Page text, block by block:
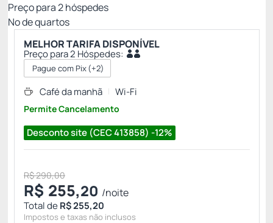
Preço para2hóspedes
Nº de quartos
MELHOR TARIFA DISPONÍVEL
Preço para 2 Hóspedes:
Pague com Pix(+2)
Desconto site (CEC 413858) -12%
Café da manhã Wi-Fi
Permite Cancelamento
R$ 290,00
R$ 255,20 /noite
Total deR$ 255,20
Impostos e taxas não inclusos